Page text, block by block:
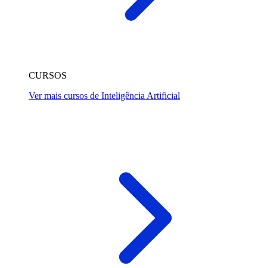
CURSOS
Ver mais cursos de Inteligência Artificial